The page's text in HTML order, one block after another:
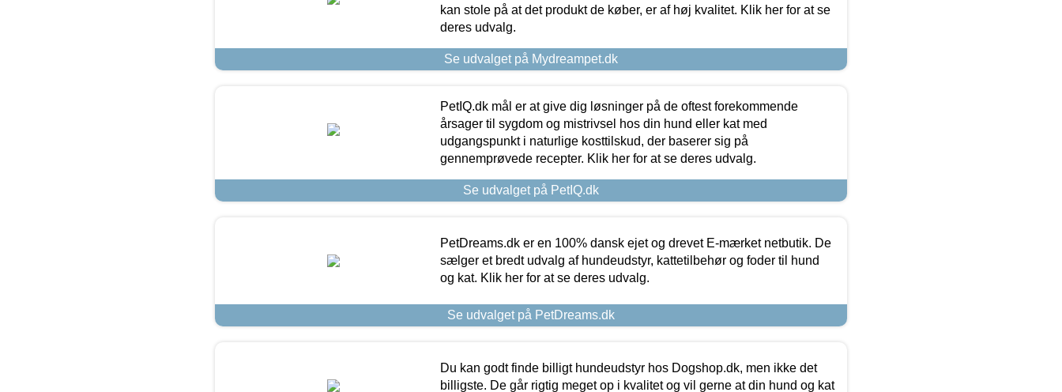
kan stole på at det produkt de køber, er af høj kvalitet. Klik her for at se
deres udvalg.
Se udvalget på Mydreampet.dk
PetIQ.dk mål er at give dig løsninger på de oftest forekommende
årsager til sygdom og mistrivsel hos din hund eller kat med
udgangspunkt i naturlige kosttilskud, der baserer sig på
gennemprøvede recepter. Klik her for at se deres udvalg.
Se udvalget på PetIQ.dk
PetDreams.dk er en 100% dansk ejet og drevet E-mærket netbutik. De
sælger et bredt udvalg af hundeudstyr, kattetilbehør og foder til hund
og kat. Klik her for at se deres udvalg.
Se udvalget på PetDreams.dk
Du kan godt finde billigt hundeudstyr hos Dogshop.dk, men ikke det
billigste. De går rigtig meget op i kvalitet og vil gerne at din hund og kat